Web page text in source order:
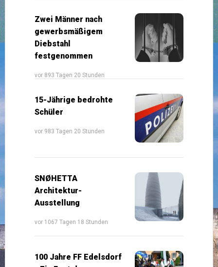
Zwei Männer nach
gewerbsmäßigem
Diebstahl
festgenommen
vor 893 Tagen 20 Stunden
15-Jährige bedrohte
Schüler
vor 983 Tagen 20 Stunden
SNØHETTA
Architektur-
Ausstellung
vor 1067 Tagen 18 Stunden
100 Jahre FF Edelsdorf